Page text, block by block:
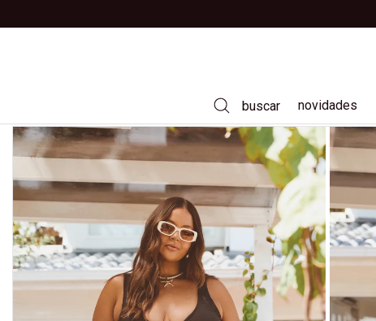
buscar novidades
vestidos
calças
saias
t-shirts
casacos e jaquetas
tricôs